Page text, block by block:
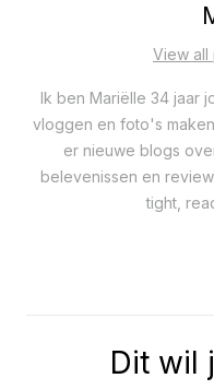
View all
Ik ben Mariëlle 34 jaar
vloggen en foto's
er nieuwe blogs
belevenissen en
tight,
Dit wil